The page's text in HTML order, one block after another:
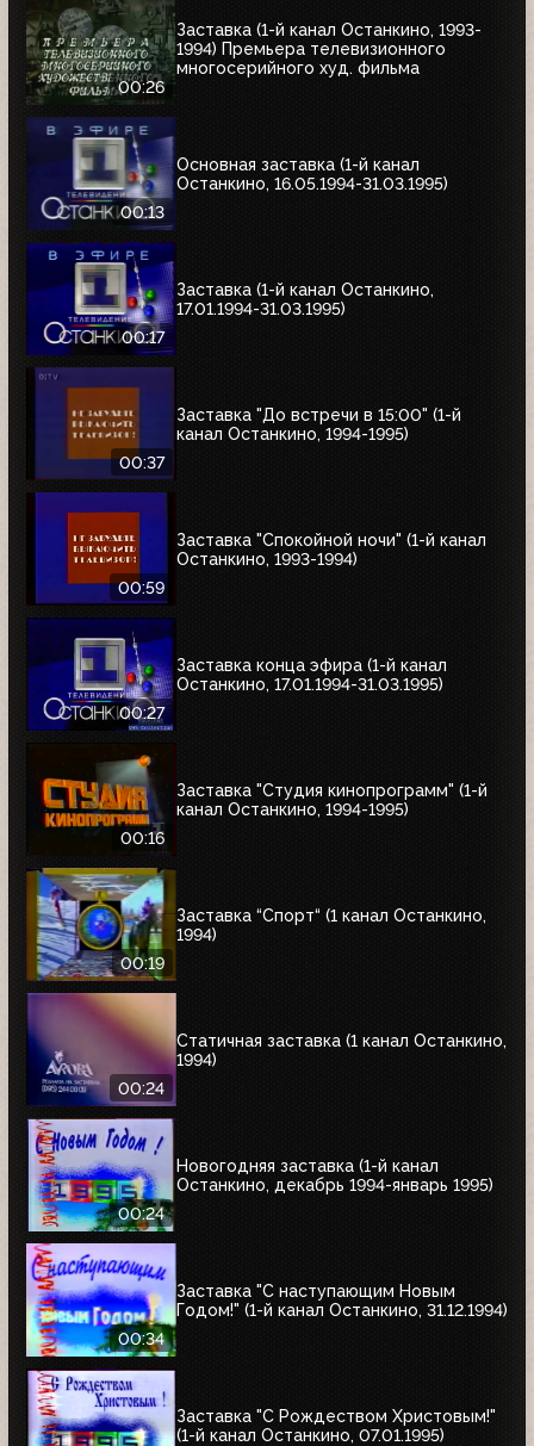
00:26
Заставка (1-й канал Останкино, 1993-
1994) Премьера телевизионного
многосерийного худ. фильма
00:13
Основная заставка (1-й канал
Останкино, 16.05.1994-31.03.1995)
00:17
Заставка (1-й канал Останкино,
17.01.1994-31.03.1995)
00:37
Заставка "До встречи в 15:00" (1-й
канал Останкино, 1994-1995)
00:59
Заставка "Спокойной ночи" (1-й канал
Останкино, 1993-1994)
00:27
Заставка конца эфира (1-й канал
Останкино, 17.01.1994-31.03.1995)
00:16
Заставка "Студия кинопрограмм" (1-й
канал Останкино, 1994-1995)
00:19
Заставка “Спорт“ (1 канал Останкино,
1994)
00:24
Статичная заставка (1 канал Останкино,
1994)
00:24
Новогодняя заставка (1-й канал
Останкино, декабрь 1994-январь 1995)
00:34
Заставка "С наступающим Новым
Годом!" (1-й канал Останкино, 31.12.1994)
Заставка "С Рождеством Христовым!"
(1-й канал Останкино, 07.01.1995)